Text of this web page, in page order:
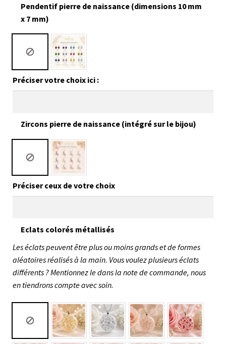
Pendentif pierre de naissance (dimensions 10 mm
x 7 mm)
Préciser votre choix ici :
Zircons pierre de naissance (intégré sur le bijou)
Préciser ceux de votre choix
Eclats colorés métallisés
Les éclats peuvent être plus ou moins grands et de formes
aléatoires réalisés à la main. Vous voulez plusieurs éclats
différents ? Mentionnez le dans la note de commande, nous
en tiendrons compte avec soin.